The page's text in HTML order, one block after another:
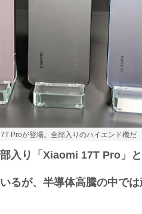
Proが登場。全部入りのハイエンド機だ
入り「Xiaomi 17T Pro」
るが、半導体高騰の中で